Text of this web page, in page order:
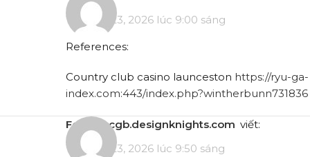
Tháng 5 23, 2026 lúc 9:00 sáng
References:
Country club casino launceston https://ryu-ga-
index.com:443/index.php?wintherbunn731836
forums.cgb.designknights.com viết:
Tháng 5 23, 2026 lúc 9:50 sáng